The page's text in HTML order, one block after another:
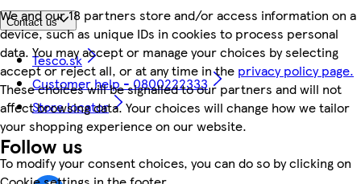
We and our 18 partners store and/or access information on a
device, such as unique IDs in cookies to process personal
data. You may accept or manage your choices by selecting
accept or reject all, or at any time in the privacy policy page.
These choices will be signalled to our partners and will not
affect browsing data. Your choices will change how we tailor
your shopping experience on our website.
To modify your consent choices, you can do so by clicking on
Contact us
Tesco.sk
Customer help - 0800222333
Store locator
Follow us